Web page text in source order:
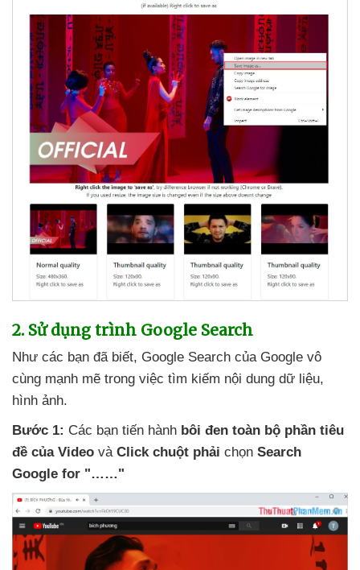
2. Sử dụng trình Google Search
Như các bạn đã biết, Google Search của Google vô
cùng mạnh mẽ trong việc tìm kiếm nội dung dữ liệu,
hình ảnh.
Bước 1: Các bạn tiến hành bôi đen toàn bộ phần tiêu
đề của Video và Click chuột phải chọn Search
Google for "……"